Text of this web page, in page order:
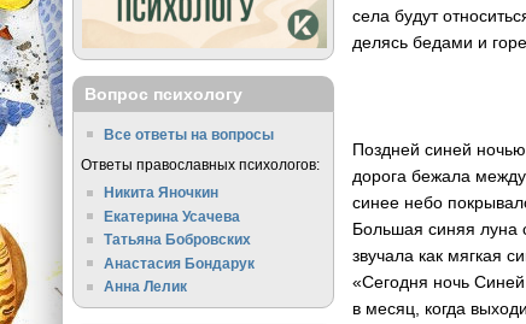
села будут
делясь бедами и
Поздней синей
дорога бежала
синее небо
Большая синяя луна
звучала как мягкая
«Сегодня ночь
в месяц, когда
Вопрос психологу
Все ответы на вопросы
Ответы православных психологов:
Никита Яночкин
Екатерина Усачева
Татьяна Бобровских
Анастасия Бондарук
Анна Лелик